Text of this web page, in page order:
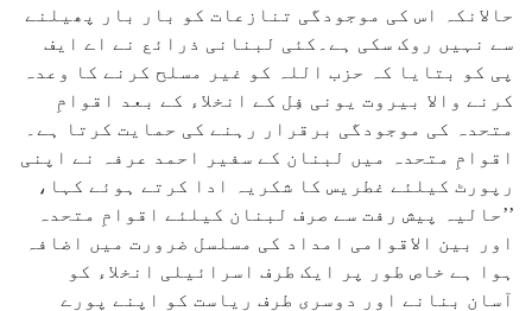
حالانکہ اس کی موجودگی تنازعات کو بار بار پھیلنے
سے نہیں روک سکی ہے۔کئی لبنانی ذرائع نے اے ایف
پی کو بتایا کہ حزب اللہ کو غیر مسلح کرنے کا وعدہ
کرنے والا بیروت یونی فِل کے انخلاء کے بعد اقوامِ
متحدہ کی موجودگی برقرار رہنے کی حمایت کرتا ہے۔
اقوامِ متحدہ میں لبنان کے سفیر احمد عرفہ نے اپنی
رپورٹ کیلئے غطریس کا شکریہ ادا کرتے ہوئے کہا،
’’حالیہ پیش رفت سے صرف لبنان کیلئے اقوامِ متحدہ
اور بین الاقوامی امداد کی مسلسل ضرورت میں اضافہ
ہوا ہے خاص طور پر ایک طرف اسرائیلی انخلاء کو
آسان بنانے اور دوسری طرف ریاست کو اپنے پورے